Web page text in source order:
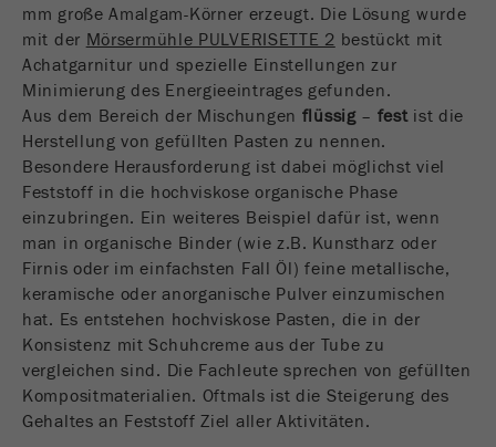
Name be_typo_user
Anbieter
Zweck
Dieser Cookie teilt der Webseite mit, ob ein
Besucher im Typo3-Backend angemeldet ist und
die Rechte besitzt diese zu verwalten.
Laufzeit Ende der Sitzung
Name PHPSESSID
Anbieter php
PHP Daten-Identifikator, gesetzt, wenn die PHP
session()-Methode verwendet wird.
Zweck
diesem Cookie werden eine eindeutige Besucher-
ID, das Datum und die Zeit des ersten Besuches,
der Zeitpunkt zu welchem der aktive Besuch
gestartet wird sowie die Anzahl aller Besucher
welche ein eindeutiger Besucher auf der
Webseite gemacht hat.
Name __utmc
Anbieter google
Zweck
Dieses Cookie gehört der Vergangenheit an und
Für die Rückwärtskompatibilität von Seiten welche
noch den urchin.js Tracking-Code verwenden
wird dieses Cookie dennoch geschrieben und
mm große Amalgam-Körner erzeugt. Die Lösung wurde
mit der Mörsermühle PULVERISETTE 2 bestückt mit
Achatgarnitur und spezielle Einstellungen zur
Minimierung des Energieeintrages gefunden.
Aus dem Bereich der Mischungen flüssig– festist die
Herstellung von gefüllten Pasten zu nennen.
Besondere Herausforderung ist dabei möglichst viel
Feststoff in die hochviskose organische Phase
einzubringen. Ein weiteres Beispiel dafür ist, wenn
man in organische Binder (wie z.B. Kunstharz oder
Firnis oder im einfachsten Fall Öl) feine metallische,
keramische oder anorganische Pulver einzumischen
hat. Es entstehen hochviskose Pasten, die in der
Konsistenz mit Schuhcreme aus der Tube zu
vergleichen sind. Die Fachleute sprechen von gefüllten
Kompositmaterialien. Oftmals ist die Steigerung des
Gehaltes an Feststoff Ziel aller Aktivitäten.